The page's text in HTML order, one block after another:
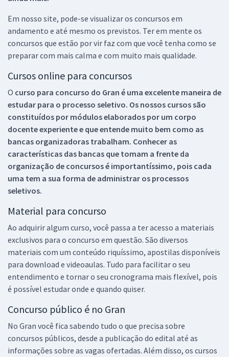
Em nosso site, pode-se visualizar os concursos em
andamento e até mesmo os previstos. Ter em mente os
concursos que estão por vir faz com que você tenha como se
preparar com mais calma e com muito mais qualidade.
Cursos online para concursos
O curso para concurso do Gran é uma excelente maneira de
estudar para o processo seletivo. Os nossos cursos são
constituídos por módulos elaborados por um corpo
docente experiente e que entende muito bem como as
bancas organizadoras trabalham. Conhecer as
características das bancas que tomam a frente da
organização de concursos é importantíssimo, pois cada
uma tem a sua forma de administrar os processos
seletivos.
Material para concurso
Ao adquirir algum curso, você passa a ter acesso a materiais
exclusivos para o concurso em questão. São diversos
materiais com um conteúdo riquíssimo, apostilas disponíveis
para download e videoaulas. Tudo para facilitar o seu
entendimento e tornar o seu cronograma mais flexível, pois
é possível estudar onde e quando quiser.
Concurso público é no Gran
No Gran você fica sabendo tudo o que precisa sobre
concursos públicos, desde a publicação do edital até as
informações sobre as vagas ofertadas. Além disso, os cursos